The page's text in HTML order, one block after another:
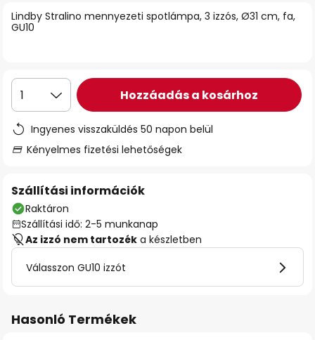
Lindby Stralino mennyezeti spotlámpa, 3 izzós, Ø31 cm, fa,
GU10
1 Hozzáadás a kosárhoz
Ingyenes visszaküldés 50 napon belül
Kényelmes fizetési lehetőségek
Szállítási információk
Raktáron
Szállítási idő: 2-5 munkanap
Az izzó nem tartozék a készletben
Válasszon GU10 izzót
Hasonló Termékek